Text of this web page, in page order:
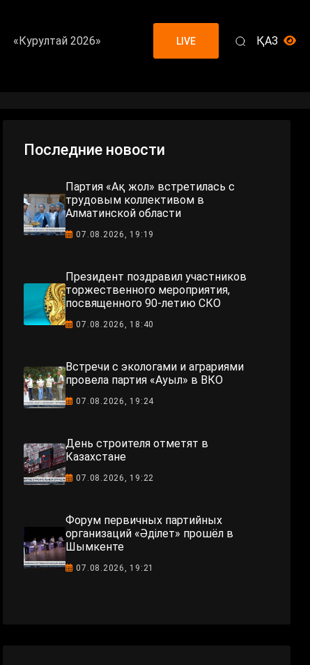
«Курултай 2026» LIVE ҚАЗ
Последние новости
Партия «Ақ жол» встретилась с
трудовым коллективом в
Алматинской области
07.08.2026, 19:19
Президент поздравил участников
торжественного мероприятия,
посвященного 90-летию СКО
07.08.2026, 18:40
Встречи с экологами и аграриями
провела партия «Ауыл» в ВКО
07.08.2026, 19:24
День строителя отметят в
Казахстане
07.08.2026, 19:22
Форум первичных партийных
организаций «Әділет» прошёл в
Шымкенте
07.08.2026, 19:21